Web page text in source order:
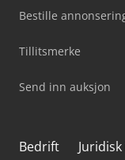
Bestille
Tillitsmerke
Send inn auksjon
Bedrift